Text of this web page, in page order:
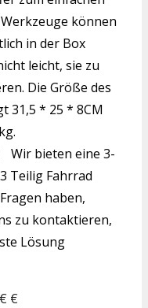
können
in der Box
leicht, sie zu
Die Größe des
31,5 * 25 * 8CM
Wir bieten eine 3-
Teilig Fahrrad
haben,
zu kontaktieren,
Lösung
€